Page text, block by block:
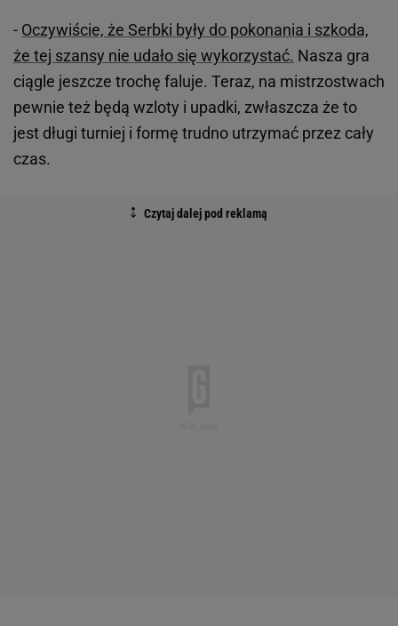
- Oczywiście, że Serbki były do pokonania i szkoda,
że tej szansy nie udało się wykorzystać. Nasza gra
ciągle jeszcze trochę faluje. Teraz, na mistrzostwach
pewnie też będą wzloty i upadki, zwłaszcza że to
jest długi turniej i formę trudno utrzymać przez cały
czas.